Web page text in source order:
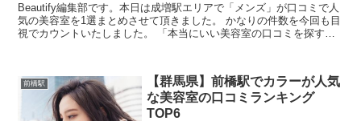
Beautify編集部です。本日は成増駅エリアで「メンズ」が口コミで人
気の美容室を1選まとめさせて頂きました。 かなりの件数を今回も目
視でカウントいたしました。 「本当にいい美容室の口コミを探すの
前橋駅
【群馬県】前橋駅でカラーが人気
な美容室の口コミランキング
TOP6